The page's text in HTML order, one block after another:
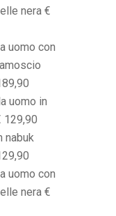
nera €
uomo con
uomo in
129,90
nabuk
uomo con
nera €